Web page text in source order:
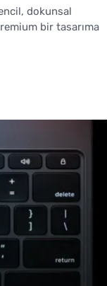
dokunsal
bir tasarıma